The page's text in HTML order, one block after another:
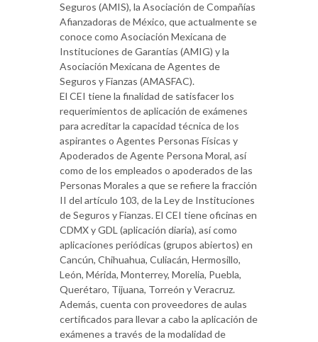
Seguros (AMIS), la Asociación de Compañías
Afianzadoras de México, que actualmente se
conoce como Asociación Mexicana de
Instituciones de Garantías (AMIG) y la
Asociación Mexicana de Agentes de
Seguros y Fianzas (AMASFAC).
El CEI tiene la finalidad de satisfacer los
requerimientos de aplicación de exámenes
para acreditar la capacidad técnica de los
aspirantes o Agentes Personas Físicas y
Apoderados de Agente Persona Moral, así
como de los empleados o apoderados de las
Personas Morales a que se refiere la fracción
II del artículo 103, de la Ley de Instituciones
de Seguros y Fianzas. El CEI tiene oficinas en
CDMX y GDL (aplicación diaria), así como
aplicaciones periódicas (grupos abiertos) en
Cancún, Chihuahua, Culiacán, Hermosillo,
León, Mérida, Monterrey, Morelia, Puebla,
Querétaro, Tijuana, Torreón y Veracruz.
Además, cuenta con proveedores de aulas
certificados para llevar a cabo la aplicación de
exámenes a través de la modalidad de